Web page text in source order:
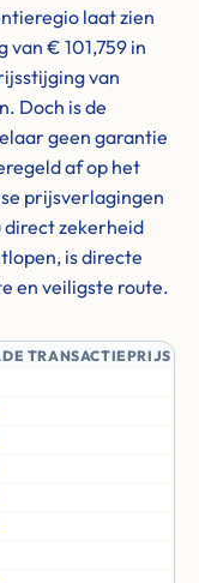
laat zien
€ 101,759 in
van
Doch is de
geen garantie
af op het
prijsverlagingen
direct zekerheid
is directe
en veiligste route.
TRANSACTIEPRIJS